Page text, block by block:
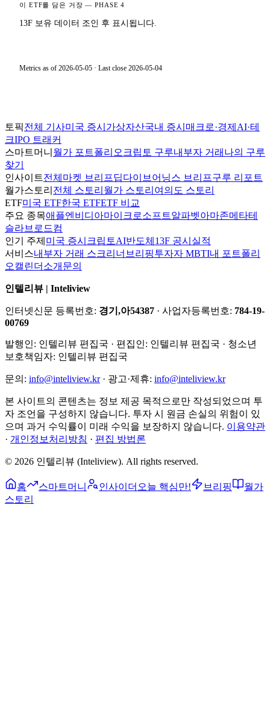
이 ETF를 담은 거장 — PHASE 4
13F 보유 데이터 조인 후 표시됩니다.
Metrics as of 2026-05-05 · Last close 2026-05-04
토픽전체 기사미국 증시 가상자산국내 증시 매크로·경제 AI·테
크IPO 트래커
스마트머니 월가 포트폴리오 크립토 구루내부자 거래 나의 구루
찾기
인사이트전체 마켓 브리프딥다이브 어닝스 브리프구루 리포트
월가스토리 전체 스토리 월가 스토리 여의도 스토리
ETF미국 ETF한국 ETFETF 비교
주요 종목애플엔비디아마이크로소프트알파벳아마존메타테
슬라브로드컴
인기 주제 미국 증시 크립토AI반도체 13F 공시 실적
서비스내부자 거래 스크리너 브리핑투자자 MBTI내 포트폴리
오캘린더 소개 문의
인텔리뷰 | Inteliview
인터넷신문 등록번호: 경기,아54387 · 사업자등록번호: 784-19-
00769
발행인: 인텔리뷰 편집국 · 편집인: 인텔리뷰 편집국 · 청소년
보호책임자: 인텔리뷰 편집국
문의: info@inteliview.kr· 광고·제휴: info@inteliview.kr
본 사이트의 콘텐츠는 정보 제공 목적으로만 작성되었으며 투
자 조언을 구성하지 않습니다. 투자 시 원금 손실의 위험이 있
으며 과거 수익률이 미래 수익을 보장하지 않습니다. 이용약관
· 개인정보처리방침 · 편집 방법론
© 2026 인텔리뷰 (Inteliview). All rights reserved.
홈 스마트머니 인사이더 오늘 핵심만! 브리핑
월가
스토리